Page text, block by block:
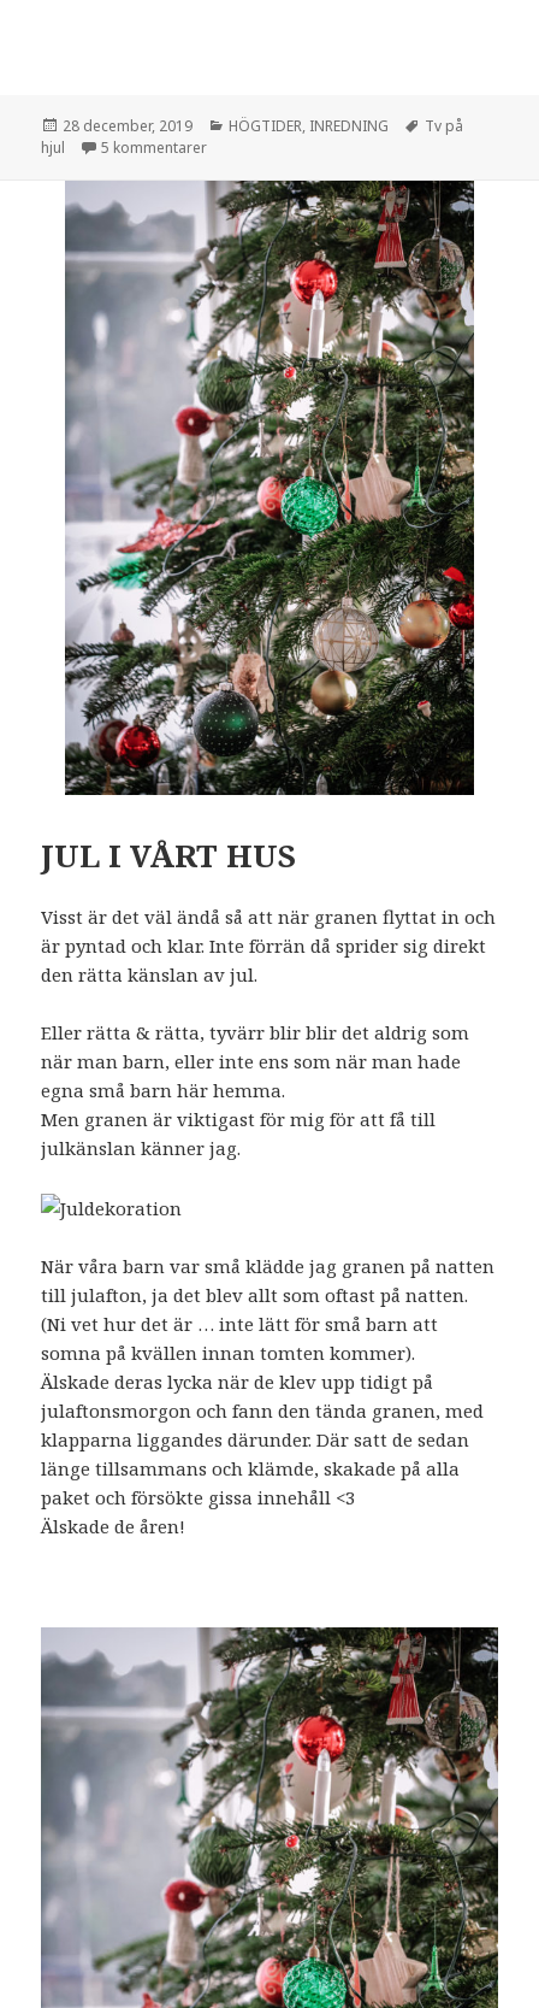
Postat
28 december, 2019 Kategorier
HÖGTIDER, INREDNING Taggar
Tv på
hjul
5 kommentarertill VAR HAR DU DIN TV?
JUL I VÅRT HUS
Visst är det väl ändå så att när granen flyttat in och
är pyntad och klar. Inte förrän då sprider sig direkt
den rätta känslan av jul.
Eller rätta & rätta, tyvärr blir blir det aldrig som
när man barn, eller inte ens som när man hade
egna små barn här hemma.
Men granen är viktigast för mig för att få till
julkänslan känner jag.
När våra barn var små klädde jag granen på natten
till julafton, ja det blev allt som oftast på natten.
(Ni vet hur det är … inte lätt för små barn att
somna på kvällen innan tomten kommer).
Älskade deras lycka när de klev upp tidigt på
julaftonsmorgon och fann den tända granen, med
klapparna liggandes därunder. Där satt de sedan
länge tillsammans och klämde, skakade på alla
paket och försökte gissa innehåll <3
Älskade de åren!